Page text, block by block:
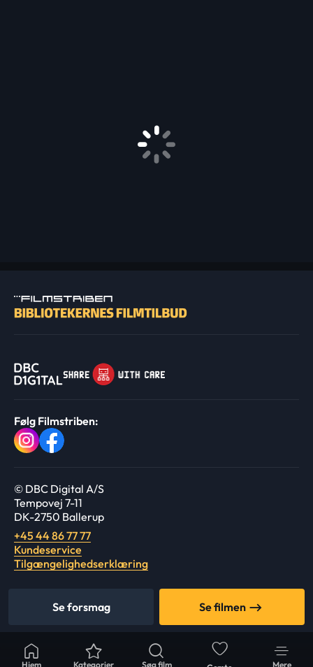
Hjem Kategorier Søg film Mere
Se forsmag Se filmen
Følg Filmstriben:
© DBC Digital A/S
Tempovej 7-11
DK-2750 Ballerup
+45 44 86 77 77
Kundeservice
Tilgængelighedserklæring